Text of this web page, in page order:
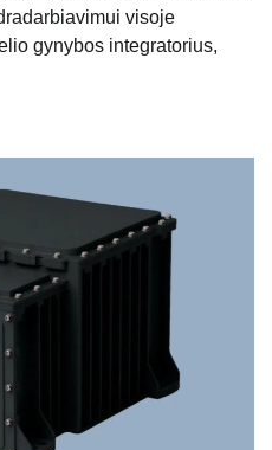
visoje
gynybos integratorius,